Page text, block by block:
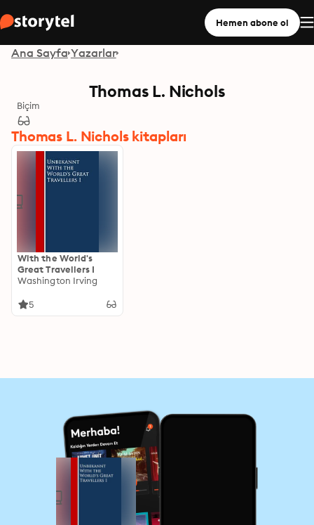
Hemen abone ol
Ana Sayfa Yazarlar
Thomas L. Nichols
Biçim
Thomas L. Nichols kitapları
With the World's
Great Travellers I
Washington Irving
5